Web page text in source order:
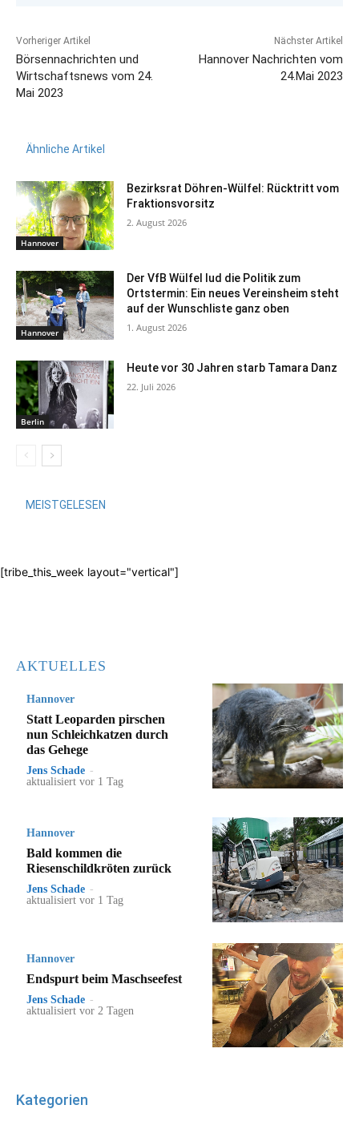
Vorheriger Artikel
Börsennachrichten und
Wirtschaftsnews vom 24.
Mai 2023
Nächster Artikel
Hannover Nachrichten vom
24.Mai 2023
Ähnliche Artikel
Hannover
Bezirksrat Döhren-Wülfel: Rücktritt vom
Fraktionsvorsitz
2. August 2026
Hannover
Der VfB Wülfel lud die Politik zum
Ortstermin: Ein neues Vereinsheim steht
auf der Wunschliste ganz oben
1. August 2026
Berlin
Heute vor 30 Jahren starb Tamara Danz
22. Juli 2026
MEISTGELESEN
[tribe_this_week layout="vertical"]
AKTUELLES
Hannover
Statt Leoparden pirschen
nun Schleichkatzen durch
das Gehege
Jens Schade -
aktualisiert vor 1 Tag
Hannover
Bald kommen die
Riesenschildkröten zurück
Jens Schade -
aktualisiert vor 1 Tag
Hannover
Endspurt beim Maschseefest
Jens Schade -
aktualisiert vor 2 Tagen
Kategorien